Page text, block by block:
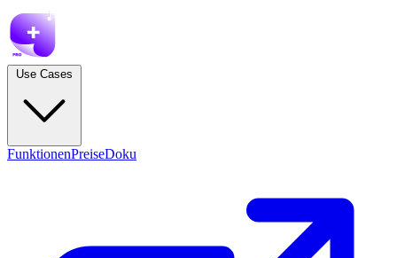
FunktionenPreiseDoku